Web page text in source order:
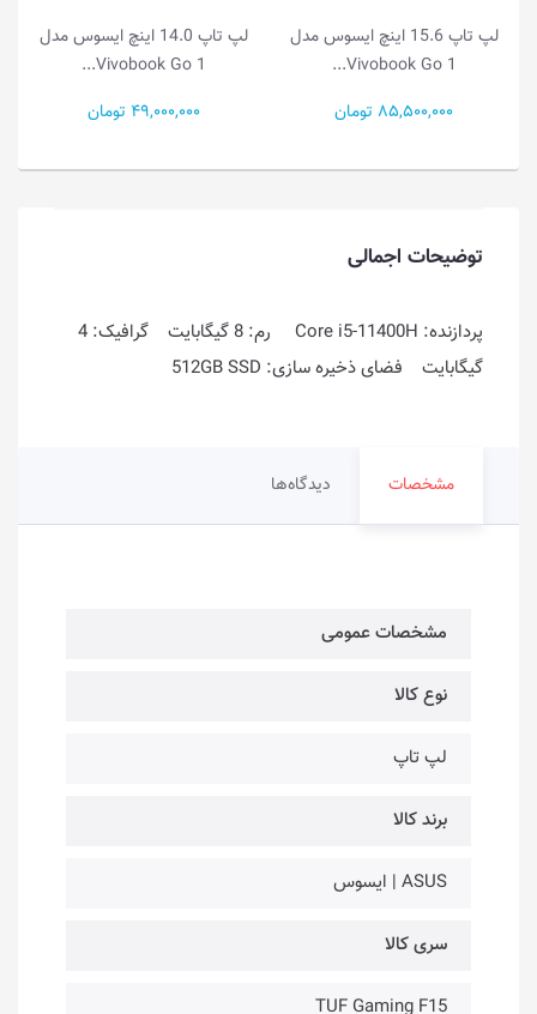
لپ تاپ 15.6 اینچ ایسوس مدل
Vivobook Go 1...
85,500,000 تومان
لپ تاپ 14.0 اینچ ایسوس مدل
Vivobook Go 1...
49,000,000 تومان
توضیحات اجمالی
پردازنده: Core i5-11400H رم: 8 گیگابایت گرافیک: 4
گیگابایت فضای ذخیره سازی: 512GB SSD
مشخصات دیدگاه‌ها
مشخصات عمومی
نوع کالا
لپ تاپ
برند کالا
ASUS | ایسوس
سری کالا
TUF Gaming F15